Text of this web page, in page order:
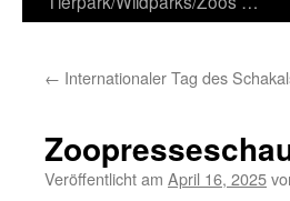
← Internationaler Tag des
Veröffentlicht am April 16, 2025